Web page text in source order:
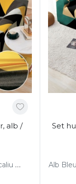
alb /
Alb Albastru Alb
Set
Alb